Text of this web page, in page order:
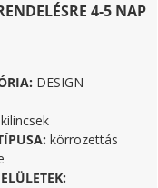
4-5 NAP
DESIGN
körrozettás